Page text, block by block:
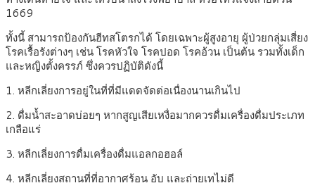
1669
ทั้งนี้ สามารถป้องกันฮีทสโตรกได้ โดยเฉพาะผู้สูงอายุ ผู้ป่วยกลุ่มเสี่ยง
โรคเรื้อรังต่างๆ เช่น โรคหัวใจ โรคปอด โรคอ้วน เป็นต้น รวมทั้งเด็ก
และหญิงตั้งครรภ์ ซึ่งควรปฏิบัติดังนี้
1. หลีกเลี่ยงการอยู่ในที่ที่มีแดดจัดต่อเนื่องนานเกินไป
2. ดื่มน้ำสะอาดบ่อยๆ หากสูญเสียเหงื่อมากควรดื่มเครื่องดื่มประเภท
เกลือแร่
3. หลีกเลี่ยงการดื่มเครื่องดื่มแอลกอฮอล์
4. หลีกเลี่ยงสถานที่ที่อากาศร้อน อับ และถ่ายเทไม่ดี